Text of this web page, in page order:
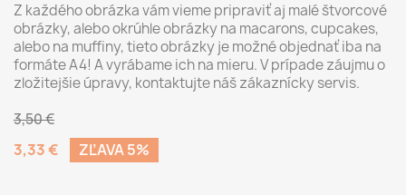
Z každého obrázka vám vieme pripraviť aj malé štvorcové
obrázky, alebo okrúhle obrázky na macarons, cupcakes,
alebo na muffiny, tieto obrázky je možné objednať iba na
formáte A4! A vyrábame ich na mieru. V prípade záujmu o
zložitejšie úpravy, kontaktujte náš zákaznícky servis.
3,50 €
3,33 € ZĽAVA 5%